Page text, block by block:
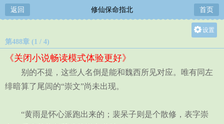
返回 修仙保命指北 首页
设置
中
第488章 (1 / 4)
《关闭小说畅读模式体验更好》
别的不提，这些人名倒是能和魏西所见对应。唯有同左
绯暗算了尾闾的“崇文”尚未出现。
“黄雨是怀心派跑出来的；裴呆子则是个散修，表字崇